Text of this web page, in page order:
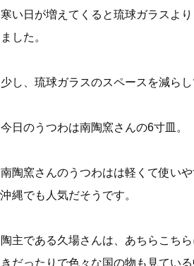
寒い日が増えてくると琉球ガラスよ
ました。
少し、琉球ガラスのスペースを減ら
今日のうつわは南陶窯さんの6寸皿。
南陶窯さんのうつわはは軽くて使い
沖縄でも人気だそうです。
陶主である久場さんは、あちらこち
きだったりで色々な国の物も見てい